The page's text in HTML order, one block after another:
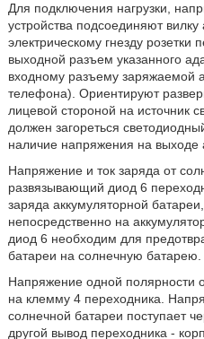
Для подключения нагрузки,
устройства подсоединяют
электрическому гнезду
выходной разъем указанного
входному разъему заряжаемой
телефона). Ориентируют
лицевой стороной на источник
должен загореться
наличие напряжения на выходе
Напряжение и ток заряда от
развязывающий диод 6
заряда аккумуляторной
непосредственно на
диод 6 необходим для
батареи на солнечную батарею.
Напряжение одной полярности
на клемму 4 переходника.
солнечной батареи поступает
другой вывод переходника -